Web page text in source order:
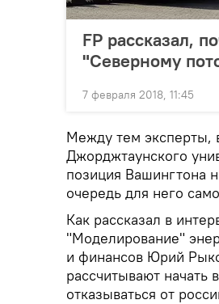
FP рассказал,
"Северному
7 февраля 2018, 11:45
Между тем эксперты,
Джорджтаунского
позиция Вашингтона
очередь для него
Как рассказал в
"Моделирование"
и финансов Юрий
рассчитывают начать
отказываться от